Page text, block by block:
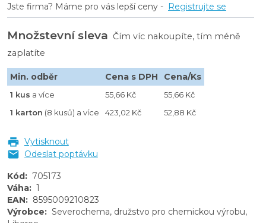
Jste firma? Máme pro vás lepší ceny - Registrujte se
Množstevní sleva Čím víc nakoupíte, tím méně
zaplatíte
Min. odběr Cena s DPH Cena/Ks
1 kus a více 55,66 Kč
55,66 Kč
1 karton (8 kusů) a více 423,02 Kč 52,88 Kč
Vytisknout
Odeslat poptávku
Kód: 705173
Váha: 1
EAN: 8595009210823
Výrobce: Severochema, družstvo pro chemickou výrobu,